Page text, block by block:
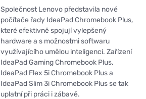
Společnost Lenovo představila nové
počítače řady IdeaPad Chromebook Plus,
které efektivně spojují vylepšený
hardware a s možnostmi softwaru
využívajícího umělou inteligenci. Zařízení
IdeaPad Gaming Chromebook Plus,
IdeaPad Flex 5i Chromebook Plus a
IdeaPad Slim 3i Chromebook Plus se tak
uplatní při práci i zábavě.